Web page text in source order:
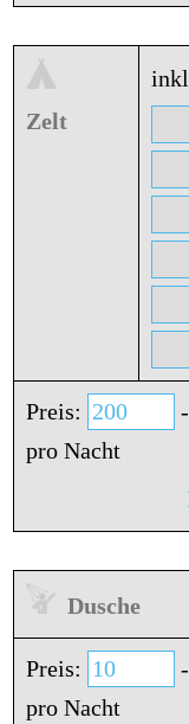
Zelt
Preis: -
pro Nacht
Dusche
Preis: -
pro Nacht